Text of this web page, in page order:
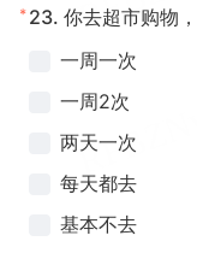
* 23. 你去超市购物
一周一次
一周2次
两天一次
每天都去
基本不去